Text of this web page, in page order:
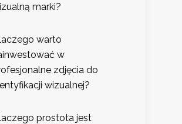
marki?
warto
w
zdjęcia do
wizualnej?
prostota jest